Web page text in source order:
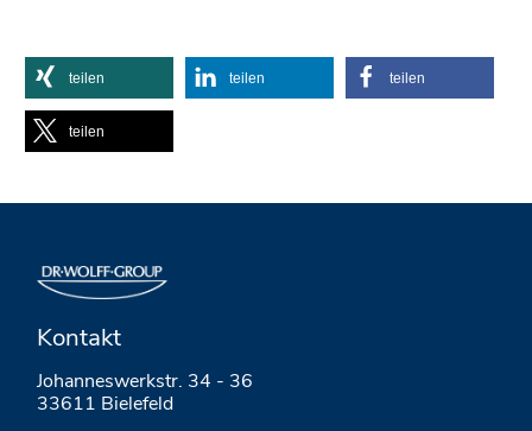
teilen teilen teilen
teilen
Kontakt
Johanneswerkstr. 34 - 36
33611 Bielefeld